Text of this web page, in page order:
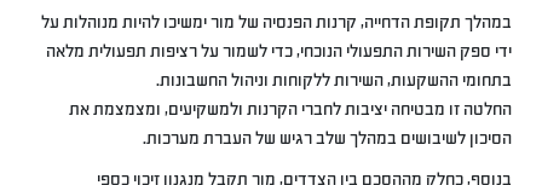
במהלך תקופת הדחייה, קרנות הפנסיה של מור ימשיכו להיות מנוהלות על
ידי ספק השירות התפעולי הנוכחי, כדי לשמור על רציפות תפעולית מלאה
בתחומי ההשקעות, השירות ללקוחות וניהול החשבונות.
החלטה זו מבטיחה יציבות לחברי הקרנות ולמשקיעים, ומצמצמת את
הסיכון לשיבושים במהלך שלב רגיש של העברת מערכות.
בנוסף, כחלק מההסכם בין הצדדים, מור תקבל מנגנון זיכוי כספי